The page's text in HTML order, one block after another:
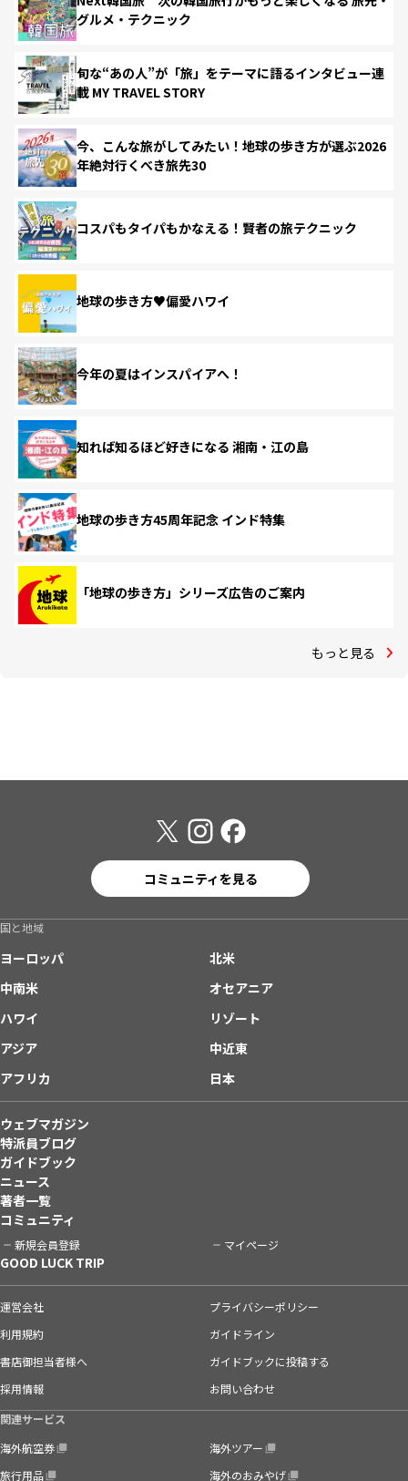
グルメ・テクニック
旬な“あの人”が「旅」をテーマに語るインタビュー連
載 MY TRAVEL STORY
今、こんな旅がしてみたい！地球の歩き方が選ぶ2026
年絶対行くべき旅先30
コスパもタイパもかなえる！賢者の旅テクニック
地球の歩き方♥偏愛ハワイ
今年の夏はインスパイアへ！
知れば知るほど好きになる 湘南・江の島
地球の歩き方45周年記念 インド特集
「地球の歩き方」シリーズ広告のご案内
もっと見る
コミュニティを見る
国と地域
ヨーロッパ
北米
中南米
オセアニア
ハワイ
リゾート
アジア
中近東
アフリカ
日本
ウェブマガジン
特派員ブログ
ガイドブック
ニュース
著者一覧
コミュニティ
新規会員登録 マイページ
GOOD LUCK TRIP
運営会社
プライバシーポリシー
利用規約
ガイドライン
書店御担当者様へ
ガイドブックに投稿する
採用情報
お問い合わせ
関連サービス
海外航空券
海外ツアー
旅行用品
海外のおみやげ